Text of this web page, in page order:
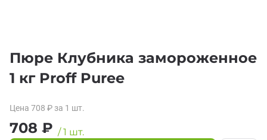
Пюре Клубника замороженное
1 кг Proff Puree
Цена 708 ₽ за 1 шт.
708 ₽ /1 шт.